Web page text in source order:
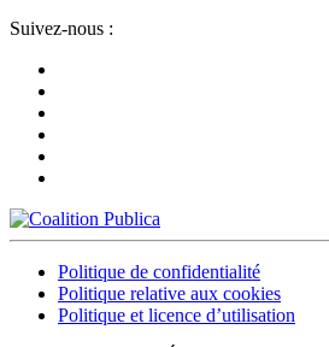
Suivez-nous :
Politique de confidentialité
Politique relative aux cookies
Politique et licence d’utilisation